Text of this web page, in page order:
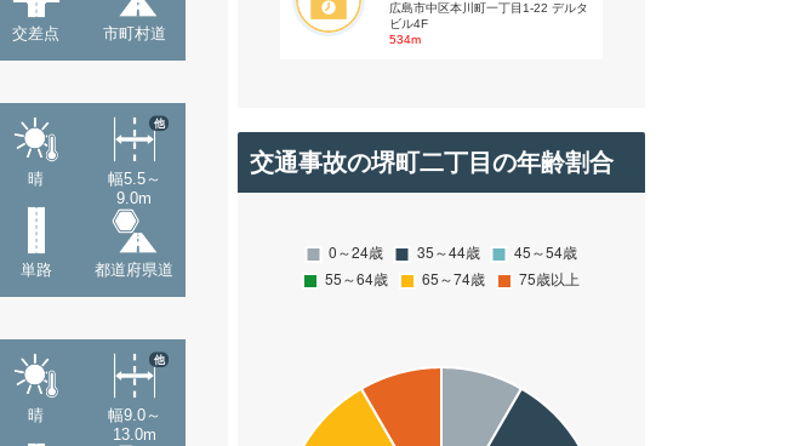
交差点 市町村道
晴
幅5.5～
9.0m
他
単路 都道府県道
晴
幅9.0～
13.0m
他
広島市中区本川町一丁目1-22 デルタ
ビル4F
534m
交通事故の堺町二丁目の年齢割合